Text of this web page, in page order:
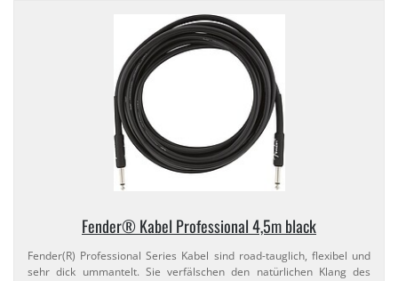
Fender® Kabel Professional 4,​5m black
Fender(R) Professional Series Kabel sind road-​tauglich, flexibel und
sehr dick ummantelt. Sie verfälschen den natürlichen Klang des